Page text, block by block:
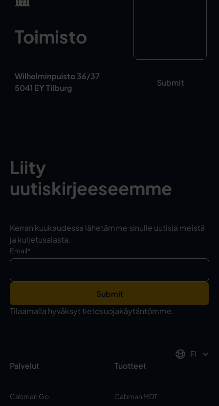
Toimisto
Wilhelminpuisto 36/37
5041 EY Tilburg
Liity
uutiskirjeeseemme
Kerran kuukaudessa lähetämme sinulle uutisia meistä
ja kuljetusalasta.
Email*
Tilaamalla hyväksyt tietosuojakäytäntömme.
FI
Palvelut
Cabman Go
Tuotteet
Cabman MDT